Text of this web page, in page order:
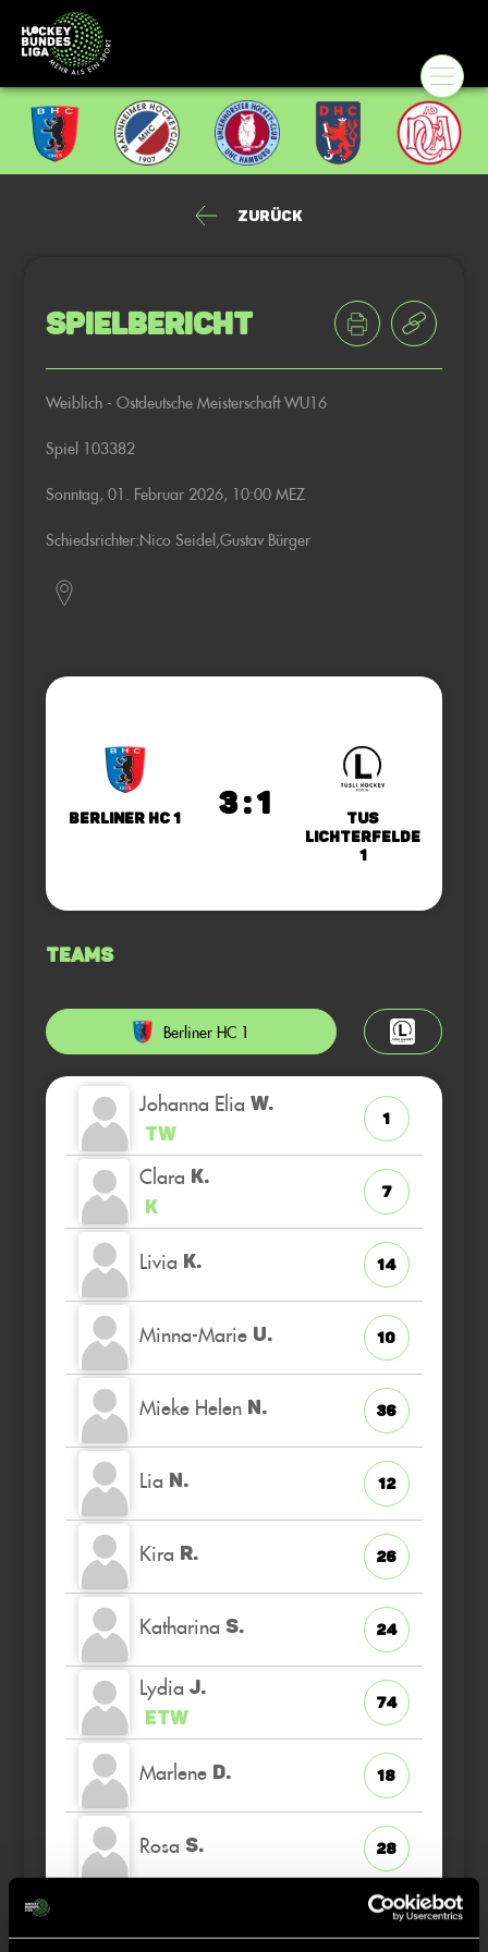
Zurück
Spielbericht
Weiblich - Ostdeutsche Meisterschaft WU16
Spiel 103382
Sonntag, 01. Februar 2026, 10:00 MEZ
Schiedsrichter:Nico Seidel,Gustav Bürger
Berliner HC 1 3 : 1
TuS
Lichterfelde
1
Teams
Berliner HC 1
Johanna Elia W.
TW
1
Clara K.
K
7
Livia K. 14
Minna-Marie U. 10
Mieke Helen N. 36
Lia N. 12
Kira R. 26
Katharina S. 24
Lydia J.
ETW
74
Marlene D. 18
Rosa S. 28